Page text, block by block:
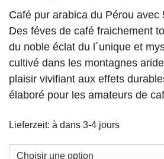
Café pur arabica du Pérou avec
Des féves de café fraichement
du noble éclat du l´unique et
cultivé dans les montagnes
plaisir vivifiant aux effets
élaboré pour les amateurs de
Lieferzeit: à dans 3-4 jours